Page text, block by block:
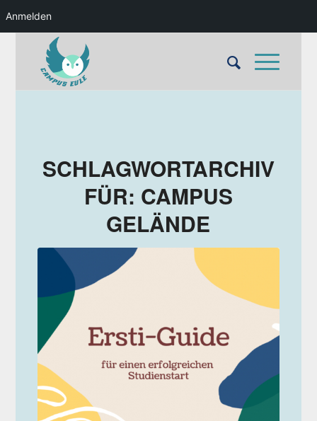
Anmelden
SCHLAGWORTARCHIV
FÜR: CAMPUS
GELÄNDE